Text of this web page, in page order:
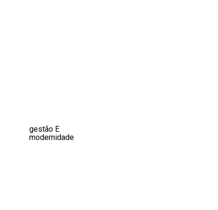
gestão E
modernidade